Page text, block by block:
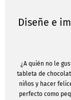
Diseñe e
¿A quién no le
tableta de
niños y hacer
perfecto como